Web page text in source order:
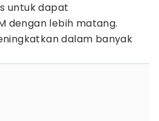
untuk dapat
dengan lebih matang.
dalam banyak